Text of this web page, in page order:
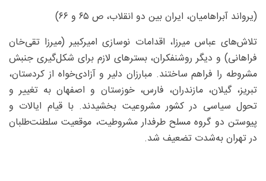
(یرواند آبراهامیان، ایران بین دو انقلاب، ص ۶۵ و ۶۶)
تلاش‌های عباس میرزا، اقدامات نوسازی امیرکبیر (میرزا تقی‌خان
فراهانی) و دیگر روشنفکران، بسترهای لازم برای شکل‌گیری جنبش
مشروطه را فراهم ساختند. مبارزان دلیر و آزادی‌خواه از کردستان،
تبریز، گیلان، مازندران، فارس، خوزستان و اصفهان به تغییر و
تحول سیاسی در کشور مشروعیت بخشیدند. با قیام ایالات و
پیوستن دو گروه مسلح طرفدار مشروطیت، موقعیت سلطنت‌طلبان
در تهران به‌شدت تضعیف شد.